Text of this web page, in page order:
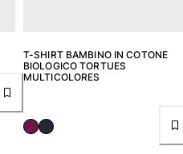
T-SHIRT BAMBINO IN COTONE
BIOLOGICO TORTUES
MULTICOLORES